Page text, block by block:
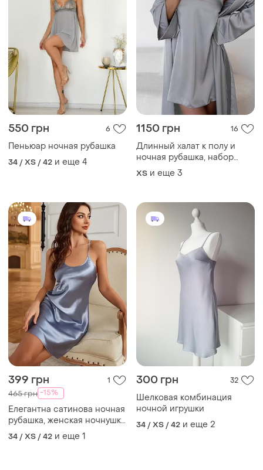
550 грн 6
Пеньюар ночная рубашка
34 / XS / 42 и еще 4
1150 грн 16
Длинный халат к полу и
ночная рубашка, набор
халат в пол с рубашкой
ХS и еще 3
399 грн 1
465 грн -15%
Елегантна сатинова ночная
рубашка, женская ночнушка
на бретельках, размер s
34 / XS / 42 и еще 1
300 грн 32
Шелковая комбинация
ночной игрушки
34 / XS / 42 и еще 2